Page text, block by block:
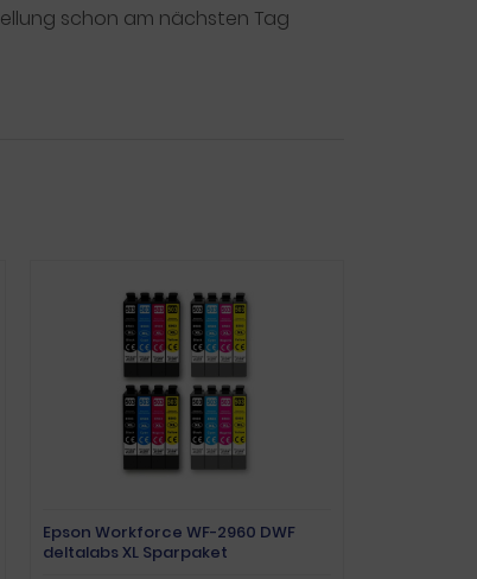
schon am nächsten Tag
Epson Workforce WF-2960 DWF
deltalabs XL Sparpaket